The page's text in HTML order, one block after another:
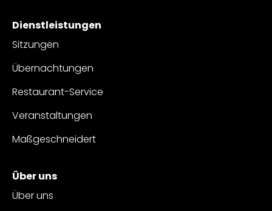
Dienstleistungen
Sitzungen
Übernachtungen
Restaurant-Service
Veranstaltungen
Maßgeschneidert
Über uns
Über uns